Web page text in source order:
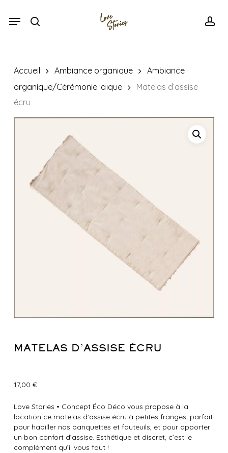
search
Menu
Accueil Ambiance organique
Ambiance
organique/Cérémonie laïque
Matelas d’assise
écru
MATELAS D’ASSISE ÉCRU
17,00 €
Love Stories • Concept Éco Déco vous propose à la
location ce matelas d’assise écru à petites franges, parfait
pour habiller nos banquettes et fauteuils, et pour apporter
un bon confort d’assise. Esthétique et discret, c’est le
complément qu’il vous faut !